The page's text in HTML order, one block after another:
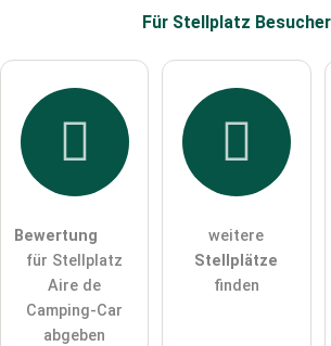
E-Mail-Adresse (wird nicht veröffentlicht)
Hiermit akzeptiere ich die .
öffentliche Frage stellen Abbrechen
Hinweis:Bitte beachten Sie, öffentliche
Besucher sichtbar
Für Stellplatz Besucher
Bewertung
für Stellplatz
Aire de
Camping-Car
abgeben
weitere
Stellplätze
finden